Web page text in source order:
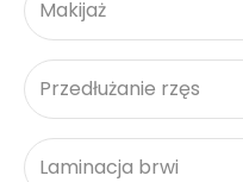
Makijaż
Przedłużanie rzęs
Laminacja brwi